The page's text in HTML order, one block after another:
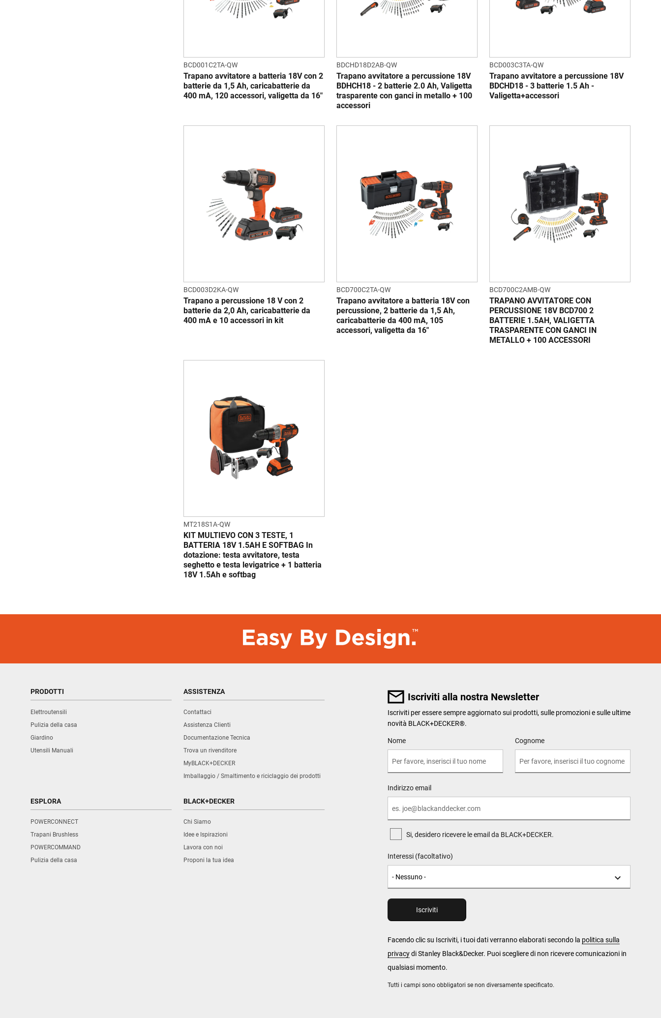
BCD001C2TA-QW
Trapano avvitatore a batteria 18V con 2
batterie da 1,5 Ah, caricabatterie da
400 mA, 120 accessori, valigetta da 16"
BDCHD18D2AB-QW
Trapano avvitatore a percussione 18V
BDHCH18 - 2 batterie 2.0 Ah, Valigetta
trasparente con ganci in metallo + 100
accessori
BCD003C3TA-QW
Trapano avvitatore a percussione 18V
BDCHD18 - 3 batterie 1.5 Ah -
Valigetta+accessori
BCD003D2KA-QW
Trapano a percussione 18 V con 2
batterie da 2,0 Ah, caricabatterie da
400 mA e 10 accessori in kit
BCD700C2TA-QW
Trapano avvitatore a batteria 18V con
percussione, 2 batterie da 1,5 Ah,
caricabatterie da 400 mA, 105
accessori, valigetta da 16"
BCD700C2AMB-QW
TRAPANO AVVITATORE CON
PERCUSSIONE 18V BCD700 2
BATTERIE 1.5AH, VALIGETTA
TRASPARENTE CON GANCI IN
METALLO + 100 ACCESSORI
MT218S1A-QW
KIT MULTIEVO CON 3 TESTE, 1
BATTERIA 18V 1.5AH E SOFTBAG In
dotazione: testa avvitatore, testa
seghetto e testa levigatrice + 1 batteria
18V 1.5Ah e softbag
PRODOTTI
Elettroutensili
Pulizia della casa
Giardino
Utensili Manuali
ASSISTENZA
Contattaci
Assistenza Clienti
Documentazione Tecnica
Trova un rivenditore
MyBLACK+DECKER
Imballaggio / Smaltimento e riciclaggio dei prodotti
ESPLORA
POWERCONNECT
Trapani Brushless
POWERCOMMAND
Pulizia della casa
BLACK+DECKER
Chi Siamo
Idee e Ispirazioni
Lavora con noi
Proponi la tua idea
Iscriviti alla nostra Newsletter
Tutti i campi sono obbligatori se non diversamente specificato.
Iscriviti per essere sempre aggiornato sui prodotti, sulle promozioni e sulle ultime
novità BLACK+DECKER®.
User Details
Nome Cognome
Indirizzo email
Si, desidero ricevere le email da BLACK+DECKER.
Interessi (facoltativo)
Facendo clic su Iscriviti, i tuoi dati verranno elaborati secondo la politica sulla
privacydi Stanley Black&Decker. Puoi scegliere di non ricevere comunicazioni in
qualsiasi momento.